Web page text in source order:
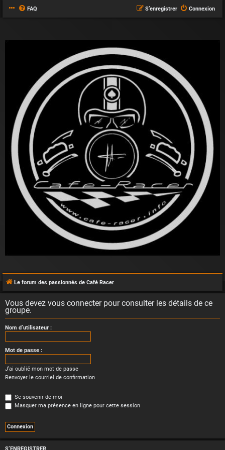
FAQ Connexion
S’enregistrer
Le forum des passionnés de Café Racer
Vous devez vous connecter pour consulter les détails de ce
groupe.
Nom d’utilisateur :
Mot de passe :
J’ai oublié mon mot de passe
Renvoyer le courriel de confirmation
Se souvenir de moi
Masquer ma présence en ligne pour cette session